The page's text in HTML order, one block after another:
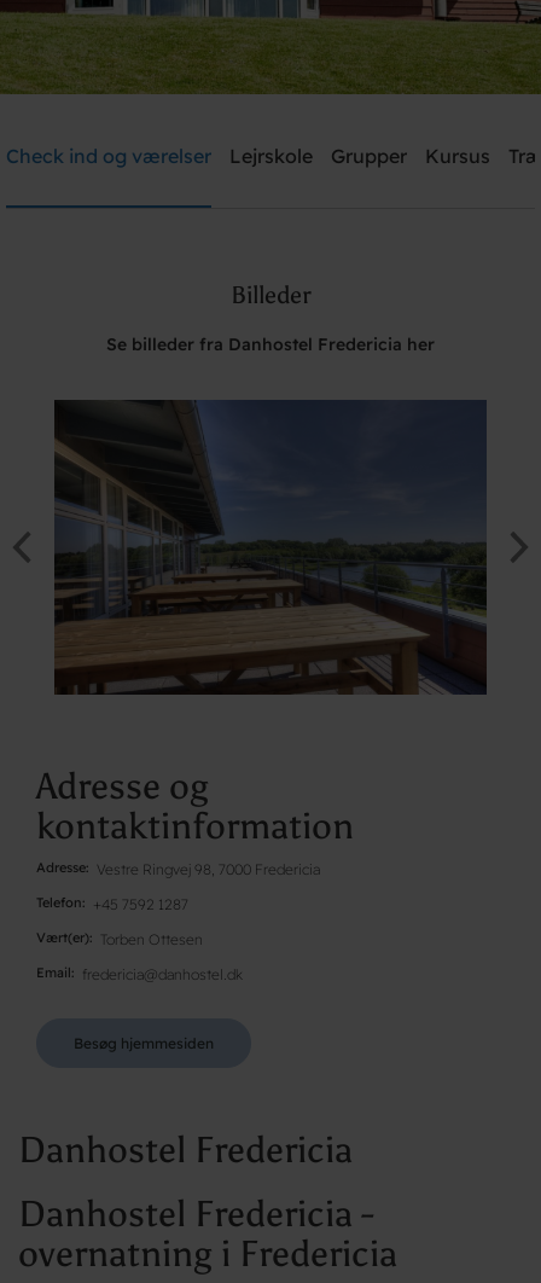
Brug for hjælp? Ring+45 7592 1287
Check ind og værelser Lejrskole Grupper Kursus
Billeder
Se billeder fra Danhostel Fredericia her
Adresse og
kontaktinformation
Adresse Vestre Ringvej 98, 7000 Fredericia
Telefon +45 7592 1287
Vært(er) Torben Ottesen
Email fredericia@danhostel.dk
Besøg hjemmesiden
Danhostel Fredericia
Danhostel Fredericia -
overnatning i Fredericia